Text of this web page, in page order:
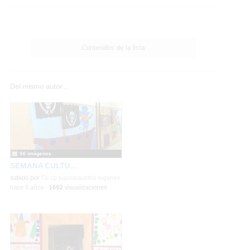
Contenidos de la lista
Del mismo autor…
SEMANA CULTURAL DE LOS CUENTOS
subido por
50 imágenes
hace 6 años - 1692 visualizaciones